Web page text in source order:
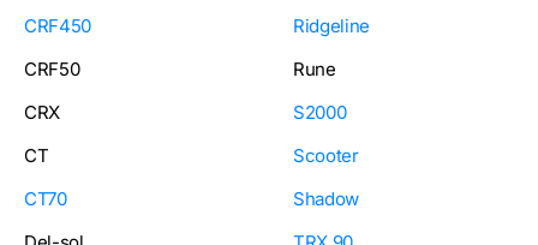
CRF450
CRF50
CRX
CT
CT70
Ridgeline
Rune
S2000
Scooter
Shadow